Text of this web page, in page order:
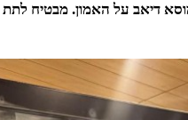
דיאב על האמון. מבטיח לתת